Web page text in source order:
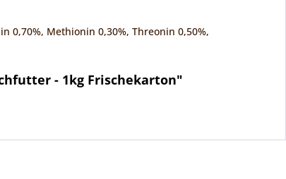
0,70%, Methionin 0,30%, Threonin 0,50%,
- 1kg Frischekarton"